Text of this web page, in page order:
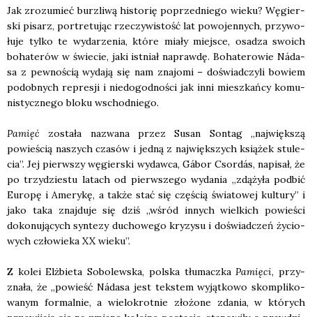
Jak zro­zu­mieć burz­li­wą histo­rię poprzed­nie­go wie­ku? Węgier­
ski pisarz, por­tre­tu­jąc rze­czy­wi­stość lat powo­jen­nych, przy­wo­
łu­je tyl­ko te wyda­rze­nia, któ­re mia­ły miej­sce, osa­dza swo­ich
boha­te­rów w świe­cie, jaki ist­niał napraw­dę. Boha­te­ro­wie Náda­
sa z pew­no­ścią wyda­ją się nam zna­jo­mi – doświad­czy­li bowiem
podob­nych repre­sji i nie­do­god­no­ści jak inni miesz­kań­cy komu­
ni­stycz­ne­go blo­ku wschod­nie­go.
Pamięć zosta­ła nazwa­na przez Susan Son­tag „naj­więk­szą
powie­ścią naszych cza­sów i jed­ną z naj­więk­szych ksią­żek stu­le­
cia”. Jej pierw­szy węgier­ski wydaw­ca, Gábor Csor­dás, napi­sał, że
po trzy­dzie­stu latach od pierw­sze­go wyda­nia „zdą­ży­ła pod­bić
Euro­pę i Ame­ry­kę, a tak­że stać się czę­ścią świa­to­wej kul­tu­ry” i
jako taka znaj­du­je się dziś „wśród innych wiel­kich powie­ści
doko­nu­ją­cych syn­te­zy ducho­we­go kry­zy­su i doświad­czeń życio­
wych czło­wie­ka XX wie­ku”.
Z kolei Elż­bie­ta Sobo­lew­ska, pol­ska tłu­macz­ka Pamię­ci, przy­
zna­ła, że „powieść Náda­sa jest tek­stem wyjąt­ko­wo skom­pli­ko­
wa­nym for­mal­nie, a wie­lo­krot­nie zło­żo­ne zda­nia, w któ­rych